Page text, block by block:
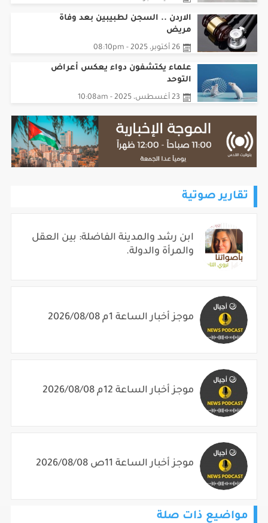
الاردن .. السجن لطبيبين بعد وفاة
مريض
26 أكتوبر، 2025 - 08:10pm
علماء يكتشفون دواء يعكس أعراض
التوحد
23 أغسطس، 2025 - 10:08am
تقارير صوتية
ابن رشد والمدينة الفاضلة: بين العقل
والمرأة والدولة.
موجز أخبار الساعة 1م 2026/08/08
موجز أخبار الساعة 12م 2026/08/08
موجز أخبار الساعة 11ص 2026/08/08
مواضيع ذات صلة